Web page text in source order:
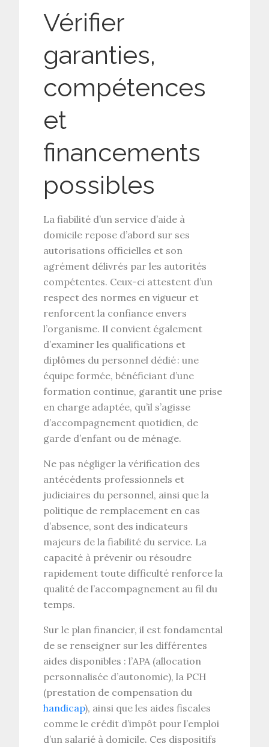
Vérifier
garanties,
compétences
et
financements
possibles
La fiabilité d’un service d’aide à
domicile repose d’abord sur ses
autorisations officielles et son
agrément délivrés par les autorités
compétentes. Ceux-ci attestent d’un
respect des normes en vigueur et
renforcent la confiance envers
l’organisme. Il convient également
d’examiner les qualifications et
diplômes du personnel dédié : une
équipe formée, bénéficiant d’une
formation continue, garantit une prise
en charge adaptée, qu’il s’agisse
d’accompagnement quotidien, de
garde d’enfant ou de ménage.
Ne pas négliger lavérification des
antécédents professionnels et
judiciaires du personnel, ainsi que la
politique de remplacement en cas
d’absence, sont des indicateurs
majeurs de lafiabilité du service. La
capacité à prévenir ou résoudre
rapidement toute difficulté renforce la
qualité de l’accompagnement au fil du
temps.
Sur le plan financier, il est fondamental
de se renseigner sur les différentes
aides disponibles : l’APA (allocation
personnalisée d’autonomie), la PCH
(prestation de compensation du
handicap), ainsi que les aides fiscales
comme le crédit d’impôt pour l’emploi
d’un salarié à domicile. Ces dispositifs